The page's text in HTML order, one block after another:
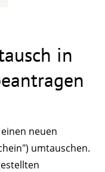
in
neuen
umtauschen.